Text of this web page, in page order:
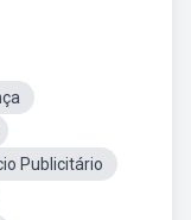
Publicitário